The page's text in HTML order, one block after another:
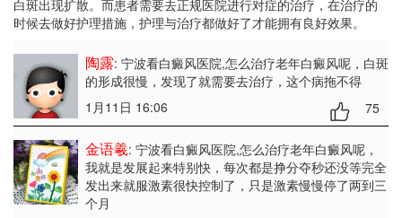
白斑出现扩散。而患者需要去正规医院进行对症的治疗，在治疗的
时候去做好护理措施，护理与治疗都做好了才能拥有良好效果。
陶露: 宁波看白癜风医院,怎么治疗老年白癜风呢，白斑
的形成很慢，发现了就需要去治疗，这个病拖不得
1月11日 16:06
75
金语羲: 宁波看白癜风医院,怎么治疗老年白癜风呢，
我就是发展起来特别快，每次都是挣分夺秒还没等完全
发出来就服激素很快控制了，只是激素慢慢停了两到三
个月